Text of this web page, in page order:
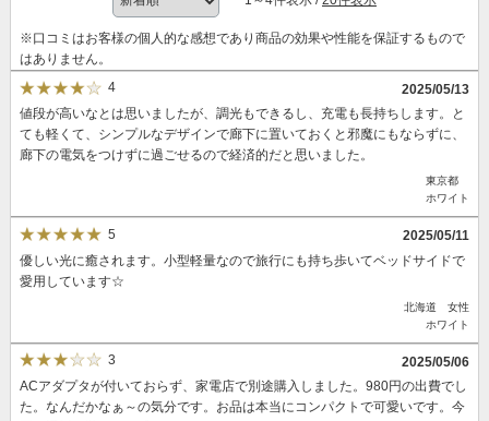
※口コミはお客様の個人的な感想であり商品の効果や性能を保証するもので
はありません。
4
2025/05/13
値段が高いなとは思いましたが、調光もできるし、充電も長持ちします。と
ても軽くて、シンプルなデザインで廊下に置いておくと邪魔にもならずに、
廊下の電気をつけずに過ごせるので経済的だと思いました。
東京都
ホワイト
5
2025/05/11
優しい光に癒されます。小型軽量なので旅行にも持ち歩いてベッドサイドで
愛用しています☆
北海道 女性
ホワイト
3
2025/05/06
ACアダプタが付いておらず、家電店で別途購入しました。980円の出費でし
た。なんだかなぁ～の気分です。お品は本当にコンパクトで可愛いです。今